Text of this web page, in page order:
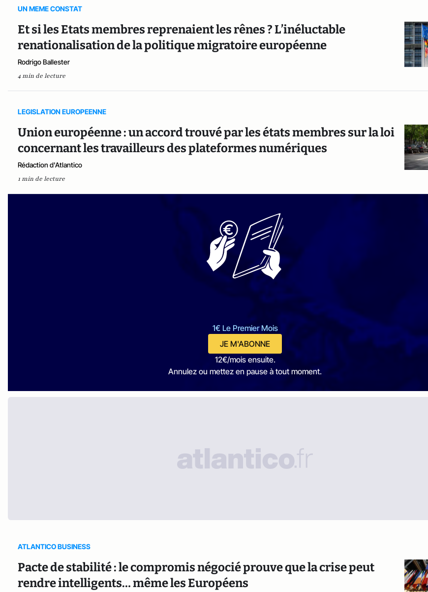
UN MEME CONSTAT
Et si les Etats membres reprenaient les rênes ? L’inéluctable
renationalisation de la politique migratoire européenne
Rodrigo Ballester
4 min de lecture
LEGISLATION EUROPEENNE
Union européenne : un accord trouvé par les états membres sur la loi
concernant les travailleurs des plateformes numériques
Rédaction d'Atlantico
1 min de lecture
1€ Le Premier Mois
JE M'ABONNE
12€/mois ensuite.
Annulez ou mettez en pause à tout moment.
ATLANTICO BUSINESS
Pacte de stabilité : le compromis négocié prouve que la crise peut
rendre intelligents… même les Européens